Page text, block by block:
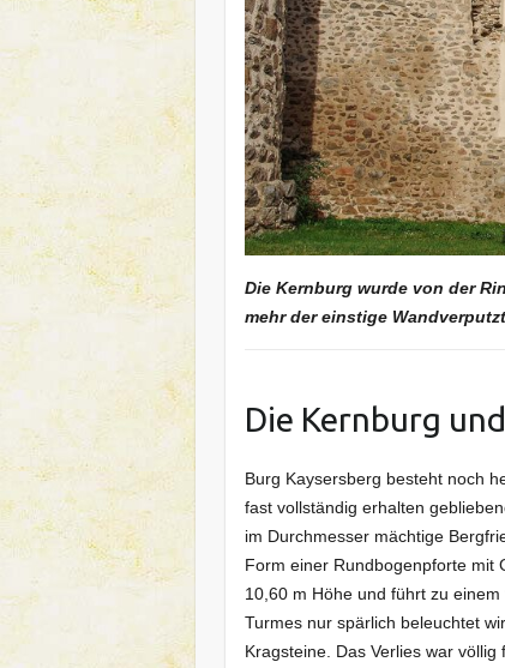
Die Kernburg wurde von der
mehr der einstige
Die Kernburg
Burg Kaysersberg besteht noch
fast vollständig erhalten
im Durchmesser mächtige
Form einer Rundbogenpforte mit
10,60 m Höhe und führt zu
Turmes nur spärlich beleuchtet
Kragsteine. Das Verlies war